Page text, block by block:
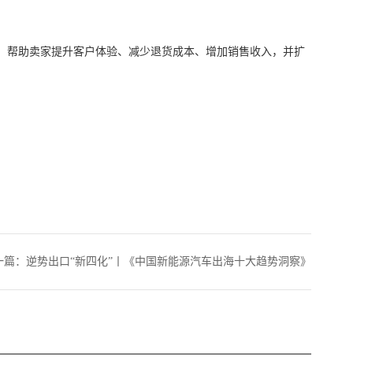
助卖家提升客户体验、减少退货成本、增加销售收入，并扩
篇： 逆势出口“新四化”丨《中国新能源汽车出海十大趋势洞察》